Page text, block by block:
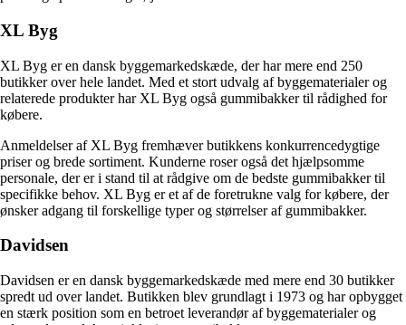
XL Byg
XL Byg er en dansk byggemarkedskæde, der har mere end 250
butikker over hele landet. Med et stort udvalg af byggematerialer og
relaterede produkter har XL Byg også gummibakker til rådighed for
købere.
Anmeldelser af XL Byg fremhæver butikkens konkurrencedygtige
priser og brede sortiment. Kunderne roser også det hjælpsomme
personale, der er i stand til at rådgive om de bedste gummibakker til
specifikke behov. XL Byg er et af de foretrukne valg for købere, der
ønsker adgang til forskellige typer og størrelser af gummibakker.
Davidsen
Davidsen er en dansk byggemarkedskæde med mere end 30 butikker
spredt ud over landet. Butikken blev grundlagt i 1973 og har opbygget
en stærk position som en betroet leverandør af byggematerialer og